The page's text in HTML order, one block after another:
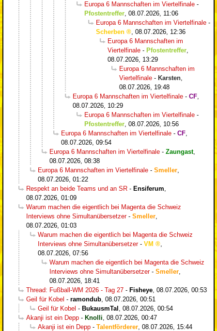
Europa 6 Mannschaften im Viertelfinale -
Pfostentreffer 08.07.2026, 11:06
Europa 6 Mannschaften im Viertelfinale -
Scherben
08.07.2026, 12:36
Europa 6 Mannschaften im
Viertelfinale - Pfostentreffer
08.07.2026, 13:29
Europa 6 Mannschaften im
Viertelfinale - Karsten
08.07.2026, 19:48
Europa 6 Mannschaften im Viertelfinale - CF
08.07.2026, 10:29
Europa 6 Mannschaften im Viertelfinale -
Pfostentreffer 08.07.2026, 10:56
Europa 6 Mannschaften im Viertelfinale - CF
08.07.2026, 09:54
Europa 6 Mannschaften im Viertelfinale - Zaungast,
08.07.2026, 08:38
Europa 6 Mannschaften im Viertelfinale - Smeller
08.07.2026, 01:22
Respekt an beide Teams und an SR - Ensiferum
08.07.2026, 01:09
Warum machen die eigentlich bei Magenta die Schweiz
Interviews ohne Simultanübersetzer- Smeller
08.07.2026, 01:03
Warum machen die eigentlich bei Magenta die Schweiz
Interviews ohne Simultanübersetzer- VM
08.07.2026, 07:56
Warum machen die eigentlich bei Magenta die Schweiz
Interviews ohne Simultanübersetzer- Smeller
08.07.2026, 18:41
Thread: Fußball-WM 2026 - Tag 27 - Fisheye 08.07.2026, 00:53
Geil für Kobel - ramondub 08.07.2026, 00:51
Geil für Kobel - BukausmTal
08.07.2026, 00:54
Akanji ist ein Depp - Knolli 08.07.2026, 00:47
Akanji ist ein Depp - Talentförderer 08.07.2026, 15:44